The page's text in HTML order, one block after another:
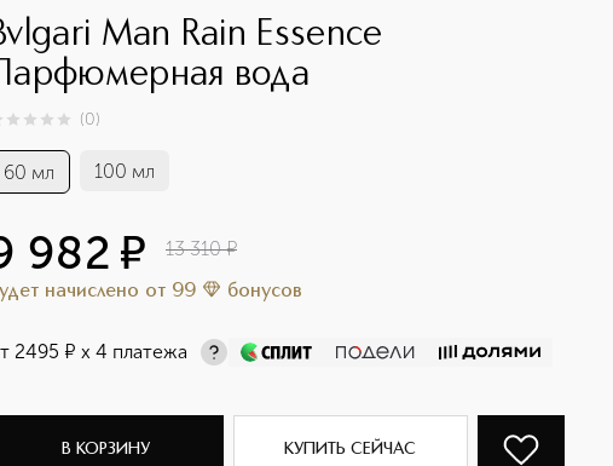
Man Rain Essence
вода
0 (0)
60 мл 100 мл
982 ¤ 13 310 ¤
начислено от 99 бонусов
2495 ¤ х 4 платежа
В КОРЗИНУ КУПИТЬ СЕЙЧАС